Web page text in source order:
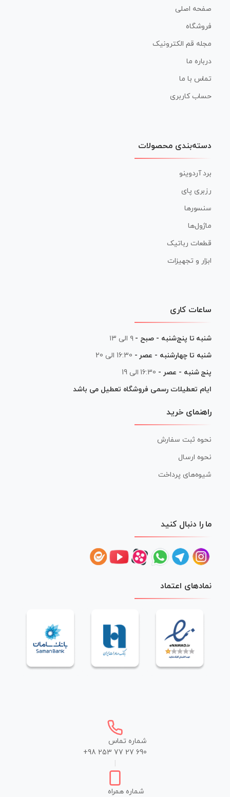
صفحه اصلی
فروشگاه
مجله قم الکترونیک
درباره ما
تماس با ما
حساب کاربری
دسته‌بندی محصولات
برد آردوینو
رزبری پای
سنسورها
ماژول‌ها
قطعات رباتیک
ابزار و تجهیزات
ساعات کاری
شنبه تا پنج‌شنبه - صبح - ۹ الی ۱۳
شنبه تا چهارشنبه - عصر - 16:30 الی 20
پنج شنبه - عصر - 16:30 الی 19
ایام تعطیلات رسمی فروشگاه تعطیل می باشد
راهنمای خرید
نحوه ثبت سفارش
نحوه ارسال
شیوه‌های پرداخت
ما را دنبال کنید
نمادهای اعتماد
شماره تماس
+98 253 77 27 690
شماره همراه